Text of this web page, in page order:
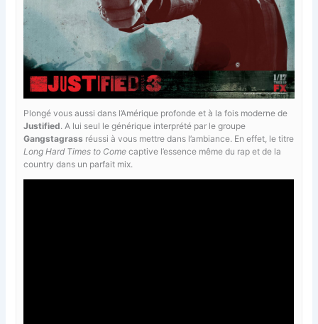
Plongé vous aussi dans l’Amérique profonde et à la fois moderne de
Justified. A lui seul le générique interprété par le groupe
Gangstagrass réussi à vous mettre dans l’ambiance. En effet, le titre
Long Hard Times to Come captive l’essence même du rap et de la
country dans un parfait mix.